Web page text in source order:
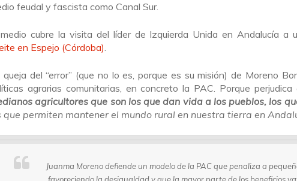
feudal y fascista como Canal Sur.
cubre la visita del líder de Izquierda Unida en Andalucía a
en Espejo (Córdoba).
queja del “error” (que no lo es, porque es su misión) de Moreno
agrarias comunitarias, en concreto la PAC. Porque perjudica
agricultores que son los que dan vida a los pueblos, los
que permiten mantener el mundo rural en nuestra tierra en
Juanma Moreno defiende un modelo de la PAC que penaliza a